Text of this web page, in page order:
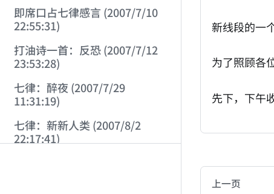
即席口占七律感言 (2007/7/10
22:55:31)
打油诗一首：反恐 (2007/7/12
23:53:28)
七律：醉夜 (2007/7/29
11:31:19)
七律：新新人类 (2007/8/2
22:17:41)
新线段的一
为了照顾各
先下，下午
You are
上一页